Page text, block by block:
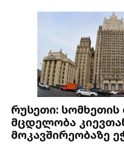
რუსეთი:
მცდელობა
მოკავშირეობაზე